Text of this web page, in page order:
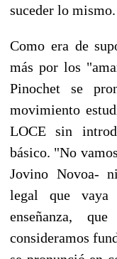
suceder lo mismo.
Como era de
más por los
Pinochet se
movimiento
LOCE sin
básico. "No
Jovino Novoa-
legal que
enseñanza,
consideramos